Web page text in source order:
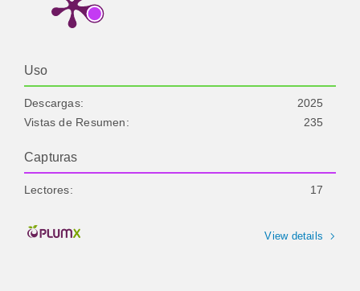
Uso
Descargas:
2025
Vistas de Resumen:
235
Capturas
Lectores: 17
View details